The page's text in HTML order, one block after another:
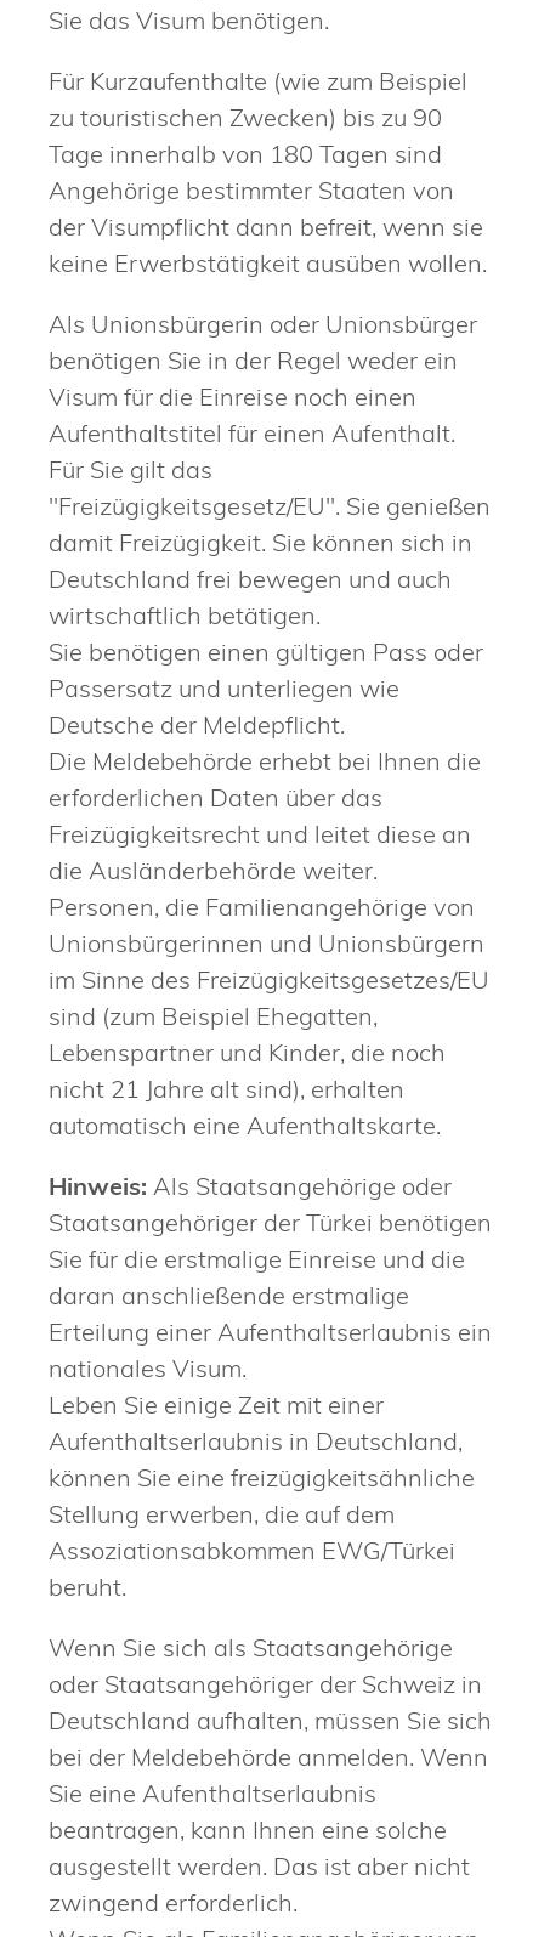
Sie das Visum benötigen.
Für Kurzaufenthalte (wie zum Beispiel
zu touristischen Zwecken) bis zu 90
Tage innerhalb von 180 Tagen sind
Angehörige bestimmter Staaten von
der Visumpflicht dann befreit, wenn sie
keine Erwerbstätigkeit ausüben wollen.
Als Unionsbürgerin oder Unionsbürger
benötigen Sie in der Regel weder ein
Visum für die Einreise noch einen
Aufenthaltstitel für einen Aufenthalt.
Für Sie gilt das
"Freizügigkeitsgesetz/EU". Sie genießen
damit Freizügigkeit. Sie können sich in
Deutschland frei bewegen und auch
wirtschaftlich betätigen.
Sie benötigen einen gültigen Pass oder
Passersatz und unterliegen wie
Deutsche der Meldepflicht.
Die Meldebehörde erhebt bei Ihnen die
erforderlichen Daten über das
Freizügigkeitsrecht und leitet diese an
die Ausländerbehörde weiter.
Personen, die Familienangehörige von
Unionsbürgerinnen und Unionsbürgern
im Sinne des Freizügigkeitsgesetzes/EU
sind (zum Beispiel Ehegatten,
Lebenspartner und Kinder, die noch
nicht 21 Jahre alt sind), erhalten
automatisch eine Aufenthaltskarte.
Hinweis: Als Staatsangehörige oder
Staatsangehöriger der Türkei benötigen
Sie für die erstmalige Einreise und die
daran anschließende erstmalige
Erteilung einer Aufenthaltserlaubnis ein
nationales Visum.
Leben Sie einige Zeit mit einer
Aufenthaltserlaubnis in Deutschland,
können Sie eine freizügigkeitsähnliche
Stellung erwerben, die auf dem
Assoziationsabkommen EWG/Türkei
beruht.
Wenn Sie sich als Staatsangehörige
oder Staatsangehöriger der Schweiz in
Deutschland aufhalten, müssen Sie sich
bei der Meldebehörde anmelden. Wenn
Sie eine Aufenthaltserlaubnis
beantragen, kann Ihnen eine solche
ausgestellt werden. Das ist aber nicht
zwingend erforderlich.